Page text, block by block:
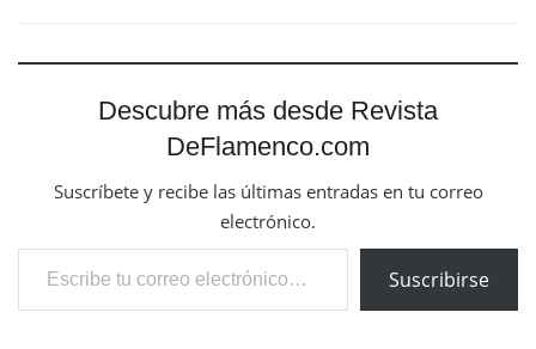
Descubre más desde Revista
DeFlamenco.com
Suscríbete y recibe las últimas entradas en tu correo
electrónico.
Escribe tu correo electrónico…
Suscribirse